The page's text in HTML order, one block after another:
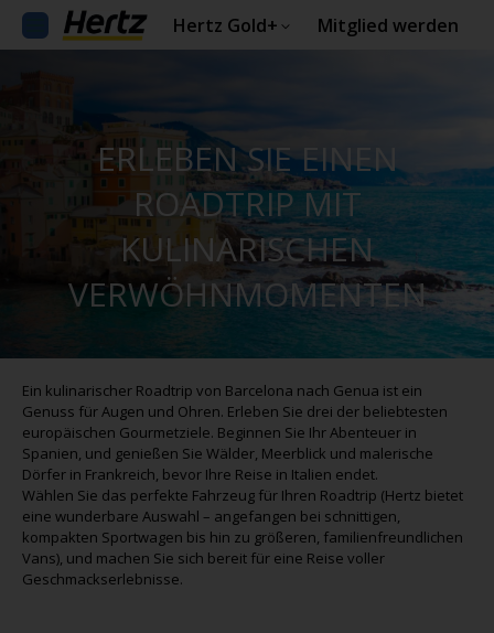
Hertz Gold+ Mitglied werden
ERLEBEN SIE EINEN
ROADTRIP MIT
KULINARISCHEN
VERWÖHNMOMENTEN
Ein kulinarischer Roadtrip von Barcelona nach Genua ist ein
Genuss für Augen und Ohren. Erleben Sie drei der beliebtesten
europäischen Gourmetziele. Beginnen Sie Ihr Abenteuer in
Spanien, und genießen Sie Wälder, Meerblick und malerische
Dörfer in Frankreich, bevor Ihre Reise in Italien endet.
Wählen Sie das perfekte Fahrzeug für Ihren Roadtrip (Hertz bietet
eine wunderbare Auswahl – angefangen bei schnittigen,
kompakten Sportwagen bis hin zu größeren, familienfreundlichen
Vans), und machen Sie sich bereit für eine Reise voller
Geschmackserlebnisse.